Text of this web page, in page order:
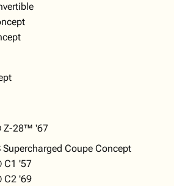
Z-28™ '67
Coupe Concept
C1 '57
C2 '69